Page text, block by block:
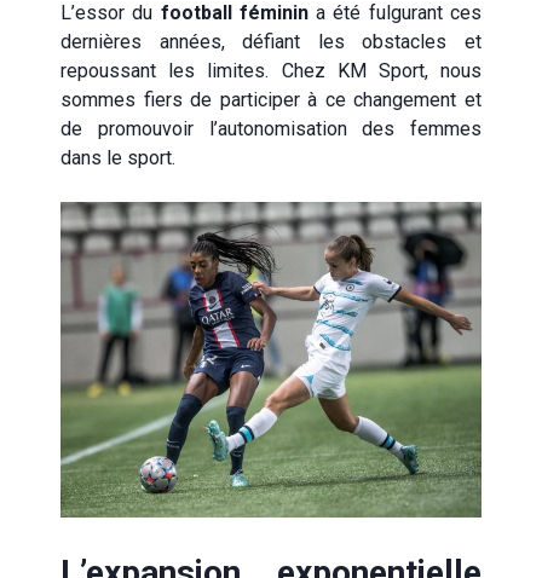
L’essor du football féminina été fulgurant ces
dernières années, défiant les obstacles et
repoussant les limites. Chez KM Sport, nous
sommes fiers de participer à ce changement et
de promouvoir l’autonomisation des femmes
dans le sport.